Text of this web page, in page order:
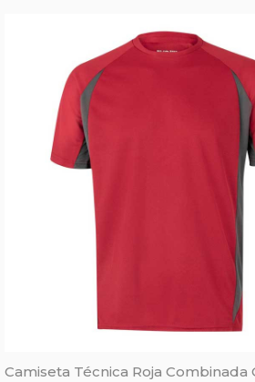
Camiseta Técnica Roja Combinada